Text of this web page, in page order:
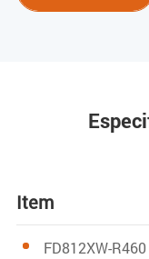
Item
FD812XW-R460